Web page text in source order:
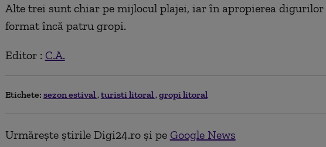
Alte trei sunt chiar pe mijlocul plajei, iar în apropierea digurilor
format încă patru gropi.
Editor : C.A.
Etichete: sezon estival turisti litoral gropi litoral
Urmărește știrile Digi24.ro și pe Google News